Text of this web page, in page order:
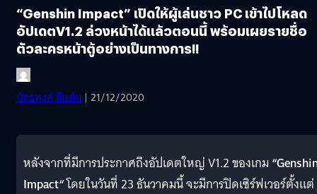
“Genshin Impact” เปิดให้ผู้เล่นชาว PC เข้าไปโหลด
อัปเดตV1.2 ล่วงหน้าได้แล้วตอนนี้ พร้อมเผยรายชื่อ
ตัวละครหน้าตู้อย่างเป็นทางการ!!
นัทธพงศ์ มีแต้ม | 21/12/2020
หลังจากที่มีการประกาศถึงอัปเดตใหญ่ V1.2 ของเกม “
Impact“โดยในวันที่ 23 ธันวาคมนี้ จะมีการปิดเซิร์ฟเวอร์ตั้งแต่